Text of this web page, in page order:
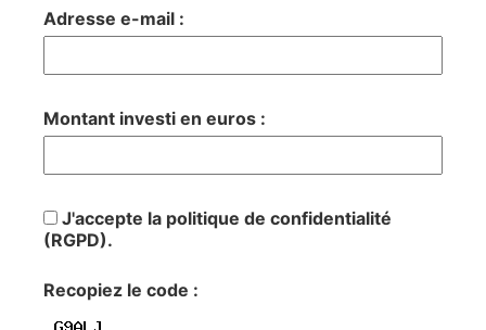
Adresse e-mail :
Montant investi en euros :
J'accepte la politique de confidentialité
(RGPD).
Recopiez le code :